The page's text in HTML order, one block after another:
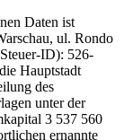
Daten ist
ul. Rondo
ID): 526-
Hauptstadt
des
unter der
3 537 560
ernannte